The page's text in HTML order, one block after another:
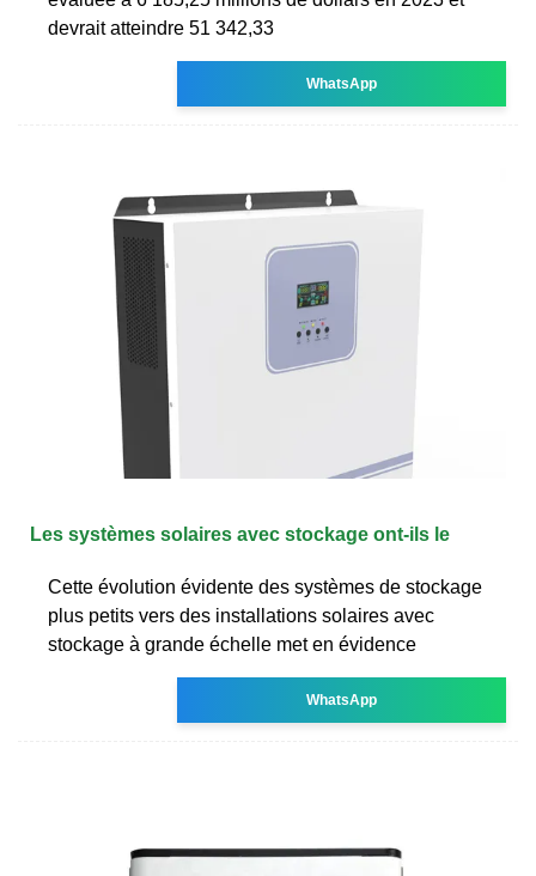
devrait atteindre 51 342,33
WhatsApp
Les systèmes solaires avec stockage ont-ils le
Cette évolution évidente des systèmes de stockage
plus petits vers des installations solaires avec
stockage à grande échelle met en évidence
WhatsApp